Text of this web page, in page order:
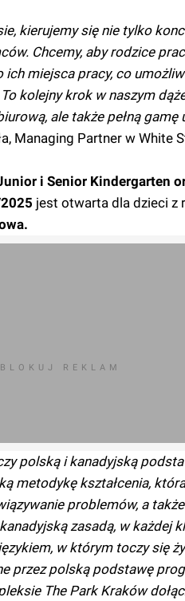
kierujemy się nie tylko
Chcemy, aby rodzice
miejsca pracy, co
kolejny krok w naszym
ale także pełną gamę
Managing Partner w White
i Senior Kindergarten
jest otwarta dla dzieci z
REKLAM
polską i kanadyjską
metodykę kształcenia,
problemów, a
zasadą, w każdej
w którym toczy się
przez polską podstawę
The Park Kraków